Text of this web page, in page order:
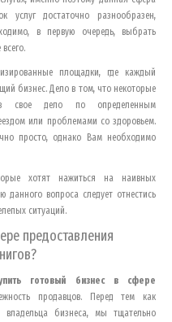
услуг достаточно разнообразен,
в первую очередь, выбрать
площадки, где каждый
бизнес. Дело в том, что некоторые
свое дело по определенным
или проблемами со здоровьем.
просто, однако Вам необходимо
хотят нажиться на наивных
вопроса следует отнестись
ситуаций.
предоставления
?
готовый бизнес в сфере
продавцов. Перед тем как
владельца бизнеса, мы тщательно